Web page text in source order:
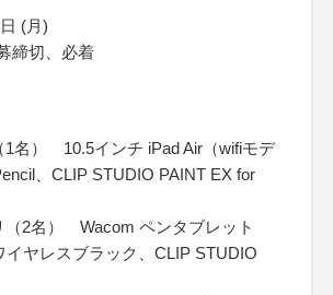
(月)
締切、必着
1名） 10.5インチ iPad Air（wifiモデ
、CLIP STUDIO PAINT EX for
（2名） Wacom ペンタブレット
イヤレスブラック、CLIP STUDIO